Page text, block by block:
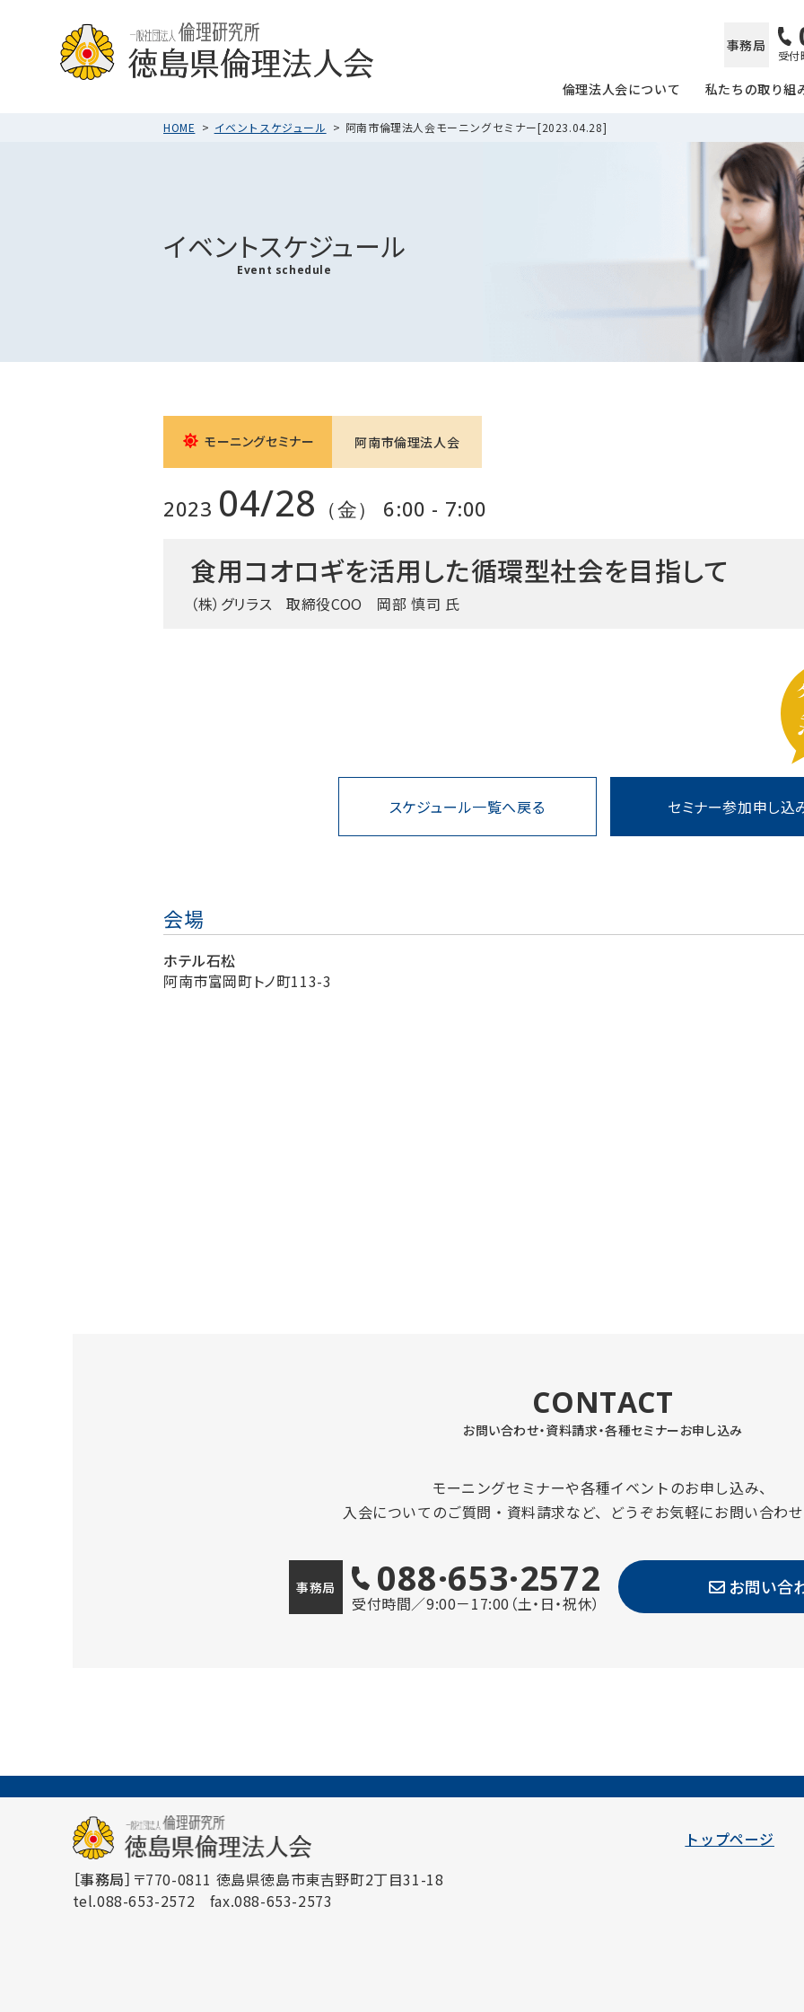
事務局
受付
倫理法人会について 私たちの取り組
HOME イベントスケジュール 阿南市倫理法人会モーニングセミナー[2023.04.28]
イベントスケジュール
Event schedule
モーニングセミナー 阿南市倫理法人会
2023 04/28 （金） 6:00 - 7:00
食用コオロギを活用した循環型社会を目指して
（株）グリラス 取締役COO 岡部 慎司 氏
スケジュール一覧へ戻る セミナー参加申し込
会場
ホテル石松
阿南市富岡町トノ町113-3
CONTACT
お問い合わせ・資料請求・各種セミナーお申し込み
モーニングセミナーや各種イベントのお申し込み、
入会についてのご質問・資料請求など、どうぞお気軽にお問い合わ
事務局 088·653·2572
受付時間／9:00－17:00（土・日・祝休）
お問い合
［事務局］ 〒770-0811 徳島県徳島市東吉野町2丁目31-18
tel.088-653-2572 fax.088-653-2573
トップページ